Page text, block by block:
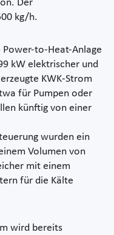
Der
kg/h.
Power-to-Heat-Anlage
kW elektrischer und
KWK-Strom
für Pumpen oder
künftig von einer
wurden ein
Volumen von
mit einem
für die Kälte
wird bereits